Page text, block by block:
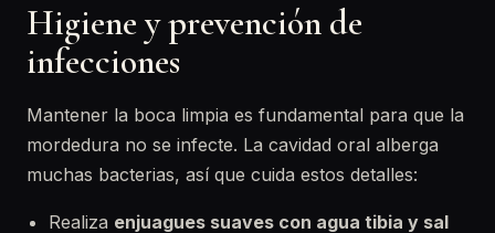
Higiene y prevención de
infecciones
Mantener la boca limpia es fundamental para que la
mordedura no se infecte. La cavidad oral alberga
muchas bacterias, así que cuida estos detalles:
Realiza enjuagues suaves con agua tibia y sal